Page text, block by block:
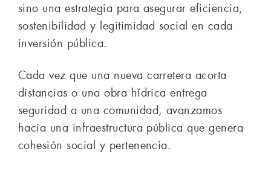
sino una estrategia para asegurar eficiencia,
sostenibilidad y legitimidad social en cada
inversión pública.
Cada vez que una nueva carretera acorta
distancias o una obra hídrica entrega
seguridad a una comunidad, avanzamos
hacia una infraestructura pública que genera
cohesión social y pertenencia.